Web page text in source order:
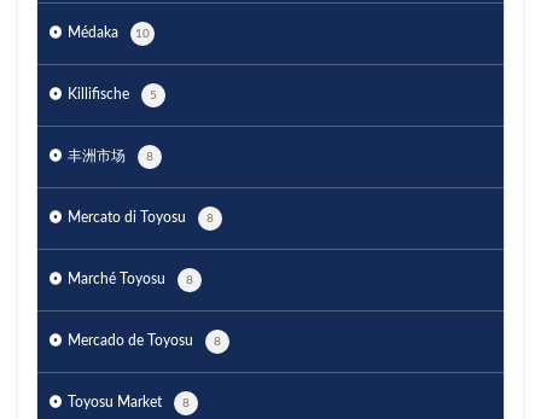
Médaka 10
Killifische 5
丰洲市场 8
Mercato di Toyosu 8
Marché Toyosu 8
Mercado de Toyosu 8
Toyosu Market 8